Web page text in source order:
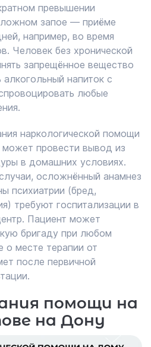
превышении
запое — приёме
например, во время
Человек без хронической
запрещённое вещество
напиток с
любые
наркологической помощи
может провести вывод из
в домашних условиях.
осложнённый анамнез
психиатрии (бред,
требуют госпитализации в
Пациент может
бригаду при любом
о месте терапии от
после первичной
помощи на
на Дону